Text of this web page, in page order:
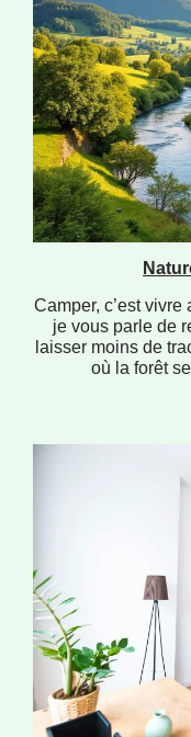
Camper, c’est
je vous parle de
laisser moins de
où la forêt